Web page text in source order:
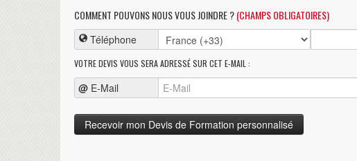
COMMENT POUVONS NOUS VOUS JOINDRE ?(CHAMPS OBLIGATOIRES)
Téléphone
VOTRE DEVIS VOUS SERA ADRESSÉ SUR CET E-MAIL :
@ E-Mail